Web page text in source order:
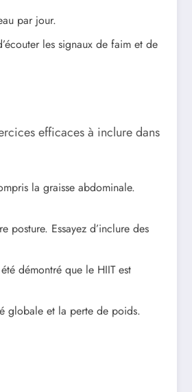
par jour.
les signaux de faim et de
efficaces à inclure dans
la graisse abdominale.
Essayez d’inclure des
démontré que le HIIT est
globale et la perte de poids.